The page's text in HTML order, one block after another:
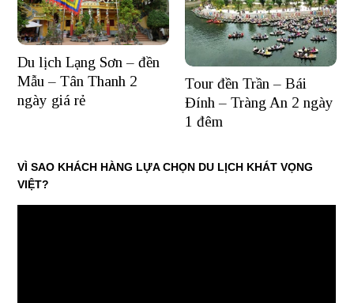
Du lịch Lạng Sơn – đền
Mẫu – Tân Thanh 2
ngày giá rẻ
Tour đền Trần – Bái
Đính – Tràng An 2 ngày
1 đêm
VÌ SAO KHÁCH HÀNG LỰA CHỌN DU LỊCH KHÁT VỌNG
VIỆT?